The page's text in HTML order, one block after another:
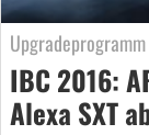
IBC 2016:
Alexa SXT